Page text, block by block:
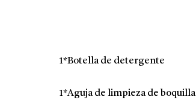
1*Botella de detergente
1*Aguja de limpieza de boquilla